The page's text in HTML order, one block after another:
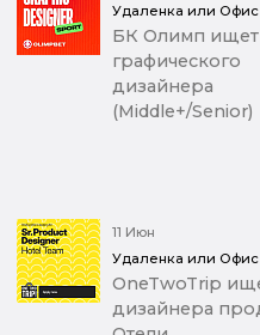
Удаленка или
БК Олимп ищет
графического
дизайнера
(Middle+/Senior)
11 Июн
Удаленка или Офис
OneTwoTrip
дизайнера